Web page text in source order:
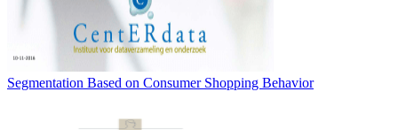
Segmentation Based on Consumer Shopping Behavior